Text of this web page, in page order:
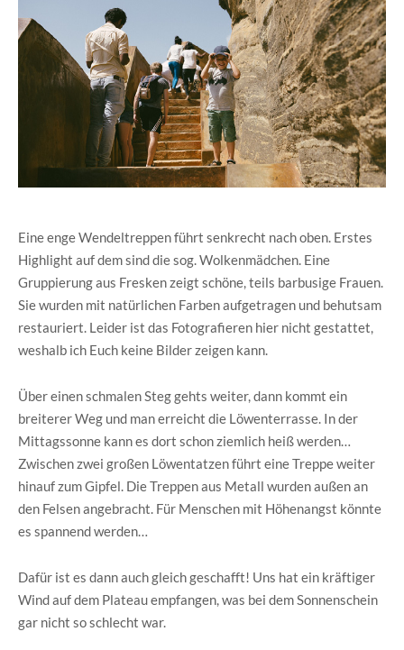
Eine enge Wendeltreppen führt senkrecht nach oben. Erstes
Highlight auf dem sind die sog. Wolkenmädchen. Eine
Gruppierung aus Fresken zeigt schöne, teils barbusige Frauen.
Sie wurden mit natürlichen Farben aufgetragen und behutsam
restauriert. Leider ist das Fotografieren hier nicht gestattet,
weshalb ich Euch keine Bilder zeigen kann.
Über einen schmalen Steg gehts weiter, dann kommt ein
breiterer Weg und man erreicht die Löwenterrasse. In der
Mittagssonne kann es dort schon ziemlich heiß werden…
Zwischen zwei großen Löwentatzen führt eine Treppe weiter
hinauf zum Gipfel. Die Treppen aus Metall wurden außen an
den Felsen angebracht. Für Menschen mit Höhenangst könnte
es spannend werden…
Dafür ist es dann auch gleich geschafft! Uns hat ein kräftiger
Wind auf dem Plateau empfangen, was bei dem Sonnenschein
gar nicht so schlecht war.